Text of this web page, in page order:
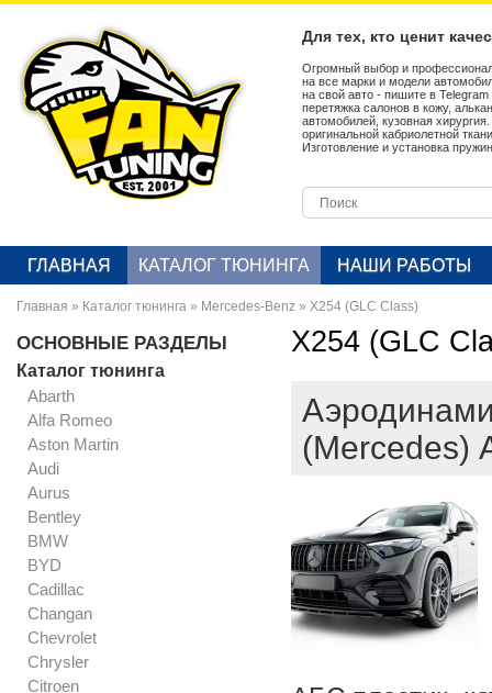
Для тех, кто ценит
Огромный выбор и
на все марки и модели
на свой авто - пишите в
перетяжка салонов в кожу,
автомобилей, кузовная
оригинальной кабриолетной
Изготовление и установка
ГЛАВНАЯ КАТАЛОГ ТЮНИНГА НАШИ РАБОТЫ
Главная » Каталог тюнинга » Mercedes-Benz » X254 (GLC Class)
ОСНОВНЫЕ РАЗДЕЛЫ
Каталог тюнинга
Abarth
Alfa Romeo
Aston Martin
Audi
Aurus
Bentley
BMW
BYD
Cadillac
Changan
Chevrolet
Chrysler
Citroen
X254 (GLC
(Mercedes)